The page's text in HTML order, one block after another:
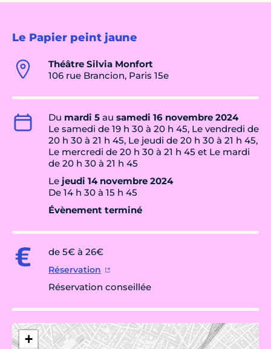
Le Papier peint jaune
Théâtre Silvia Monfort
106 rue Brancion, Paris 15e
Du mardi 5 au samedi 16 novembre 2024
Le samedi de 19 h 30 à 20 h 45, Le vendredi de
20 h 30 à 21 h 45, Le jeudi de 20 h 30 à 21 h 45,
Le mercredi de 20 h 30 à 21 h 45 et Le mardi
de 20 h 30 à 21 h 45
Le jeudi 14 novembre 2024
De 14 h 30 à 15 h 45
Évènement terminé
de 5€ à 26€
Réservation
Réservation conseillée
+